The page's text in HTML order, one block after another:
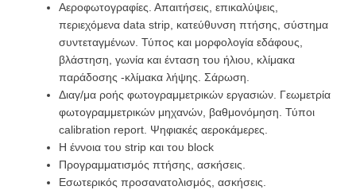
Αεροφωτογραφίες. Απαιτήσεις, επικαλύψεις,
περιεχόμενα data strip, κατεύθυνση πτήσης, σύστημα
συντεταγμένων. Τύπος και μορφολογία εδάφους,
βλάστηση, γωνία και ένταση του ήλιου, κλίμακα
παράδοσης -κλίμακα λήψης. Σάρωση.
Διαγ/μα ροής φωτογραμμετρικών εργασιών. Γεωμετρία
φωτογραμμετρικών μηχανών, βαθμο­νό­μηση. Τύποι
calibration report. Ψηφιακές αεροκάμερες.
Η έννοια του strip και του block
Προγραμματισμός πτήσης, ασκήσεις.
Εσωτερικός προσανατολισμός, ασκήσεις.